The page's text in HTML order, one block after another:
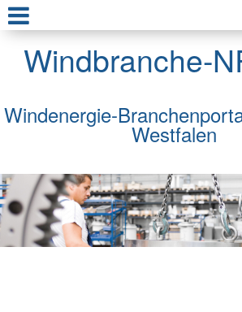
Windbranche-
Windenergie-
Westfalen